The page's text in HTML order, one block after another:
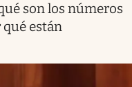
son los números
están